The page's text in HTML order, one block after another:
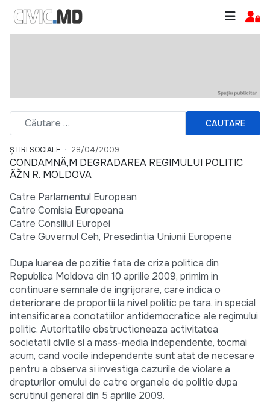
CAUTARE
ȘTIRI SOCIALE 28/04/2009
CONDAMNÄ‚M DEGRADAREA REGIMULUI POLITIC
ÃŽN R. MOLDOVA
Catre Parlamentul European
Catre Comisia Europeana
Catre Consiliul Europei
Catre Guvernul Ceh, Presedintia Uniunii Europene
Dupa luarea de pozitie fata de criza politica din
Republica Moldova din 10 aprilie 2009, primim in
continuare semnale de ingrijorare, care indica o
deteriorare de proportii la nivel politic pe tara, in special
intensificarea conotatiilor antidemocratice ale regimului
politic. Autoritatile obstructioneaza activitatea
societatii civile si a mass-media independente, tocmai
acum, cand vocile independente sunt atat de necesare
pentru a observa si investiga cazurile de violare a
drepturilor omului de catre organele de politie dupa
scrutinul general din 5 aprilie 2009.